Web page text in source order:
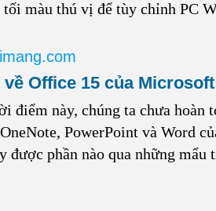
màu thú vị để tùy chỉnh PC
Office 15 của Microsoft
điểm này, chúng ta chưa hoàn
PowerPoint và Word
được phần nào qua những